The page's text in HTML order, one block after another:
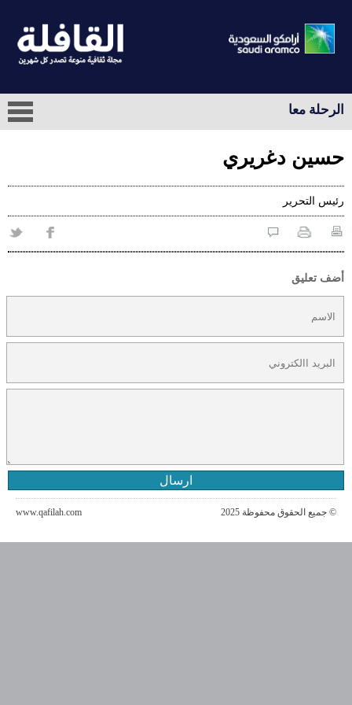
الرحلة معا
حسين دغريري
رئيس التحرير
أضف تعليق
ارسال
www.qafilah.com © جميع الحقوق محفوظة 2025